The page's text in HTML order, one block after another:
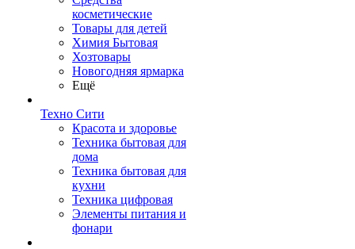
косметические
Товары для детей
Химия Бытовая
Хозтовары
Новогодняя ярмарка
Ещё
Техно Сити
Красота и здоровье
Техника бытовая для
дома
Техника бытовая для
кухни
Техника цифровая
Элементы питания и
фонари